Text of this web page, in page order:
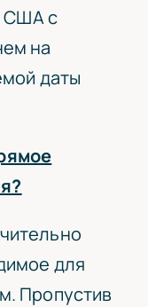
США с
на
даты
для
Пропустив